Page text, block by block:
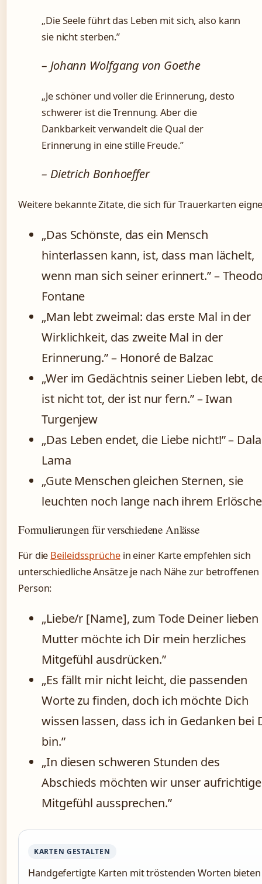
„Die Seele führt das Leben mit sich, also kann
sie nicht sterben.”
– Johann Wolfgang von Goethe
„Je schöner und voller die Erinnerung, desto
schwerer ist die Trennung. Aber die
Dankbarkeit verwandelt die Qual der
Erinnerung in eine stille Freude.”
– Dietrich Bonhoeffer
Weitere bekannte Zitate, die sich für Trauerkarten
„Das Schönste, das ein Mensch
hinterlassen kann, ist, dass man lächelt,
wenn man sich seiner erinnert.” –
Fontane
„Man lebt zweimal: das erste Mal in der
Wirklichkeit, das zweite Mal in der
Erinnerung.” – Honoré de Balzac
„Wer im Gedächtnis seiner Lieben lebt,
ist nicht tot, der ist nur fern.” – Iwan
Turgenjew
„Das Leben endet, die Liebe nicht!” –
Lama
„Gute Menschen gleichen Sternen, sie
leuchten noch lange nach ihrem
Formulierungen für verschiedene Anlässe
Für die Beileidssprüchein einer Karte empfehlen sich
unterschiedliche Ansätze je nach Nähe zur betroffenen
Person:
„Liebe/r [Name], zum Tode Deiner lieben
Mutter möchte ich Dir mein herzliches
Mitgefühl ausdrücken.”
„Es fällt mir nicht leicht, die passenden
Worte zu finden, doch ich möchte Dich
wissen lassen, dass ich in Gedanken bei
bin.”
„In diesen schweren Stunden des
Abschieds möchten wir unser
Mitgefühl aussprechen.”
KARTEN GESTALTEN
Handgefertigte Karten mit tröstenden Worten bieten